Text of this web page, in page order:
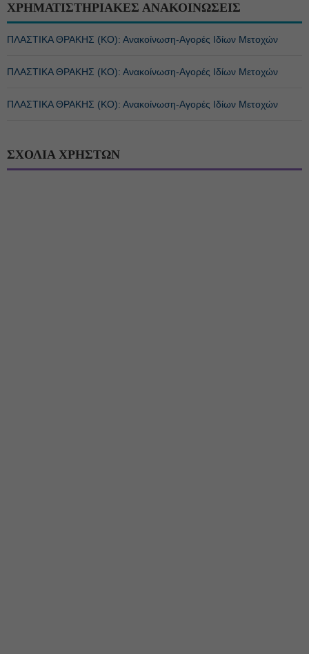
ΧΡΗΜΑΤΙΣΤΗΡΙΑΚΕΣ ΑΝΑΚΟΙΝΩΣΕΙΣ
ΠΛΑΣΤΙΚΑ ΘΡΑΚΗΣ (ΚΟ): Ανακοίνωση-Αγορές Ιδίων Μετοχών
ΠΛΑΣΤΙΚΑ ΘΡΑΚΗΣ (ΚΟ): Ανακοίνωση-Αγορές Ιδίων Μετοχών
ΠΛΑΣΤΙΚΑ ΘΡΑΚΗΣ (ΚΟ): Ανακοίνωση-Αγορές Ιδίων Μετοχών
ΣΧΟΛΙΑ ΧΡΗΣΤΩΝ